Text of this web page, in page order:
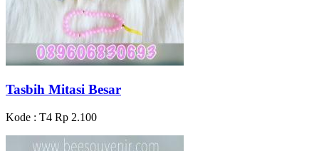
Tasbih Mitasi Besar
Kode : T4 Rp 2.100